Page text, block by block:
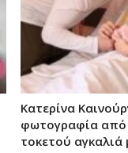
Κατερίνα
φωτογραφία από
τοκετού αγκαλιά